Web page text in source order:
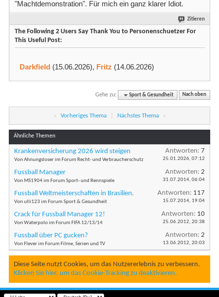
"Machtdemonstration". Für mich ein ganz klarer Idiot.
Zitieren
The Following 2 Users Say Thank You to Personenschuetzer For
This Useful Post:
Darkfield (15.06.2026), Fritz (14.06.2026)
Gehe zu: Sport & Gesundheit Nach oben
« Vorheriges Thema Nächstes Thema »
Ähnliche Themen
Krankenversicherung 2026 wird steigen
Von Ahnungsloser im Forum Recht- und Verbraucherschutz
Antworten: 7
25.01.2026, 07:12
Fussball Manager
Von MS1904 im Forum Sport- und Rennspiele
Antworten: 2
31.07.2014, 06:04
Fussball Weltmeisterschaften in Brasilien.
Von ulli123 im Forum Sport & Gesundheit
Antworten: 117
15.07.2014, 19:04
Crack für Fussball Manager 12!
Von Waterpolo im Forum FIFA 12/13/14
Antworten: 10
25.06.2012, 20:38
Fussball über PC gucken?
Von Flever im Forum Filme, Serien und TV
Antworten: 2
13.06.2012, 20:03
Diese Seite nutzt Cookies, um das Nutzererlebnis zu verbessern.
Klicken Sie hier, um das Cookie-Tracking zu deaktivieren.